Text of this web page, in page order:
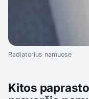
Radiatorius namuose
Kitos